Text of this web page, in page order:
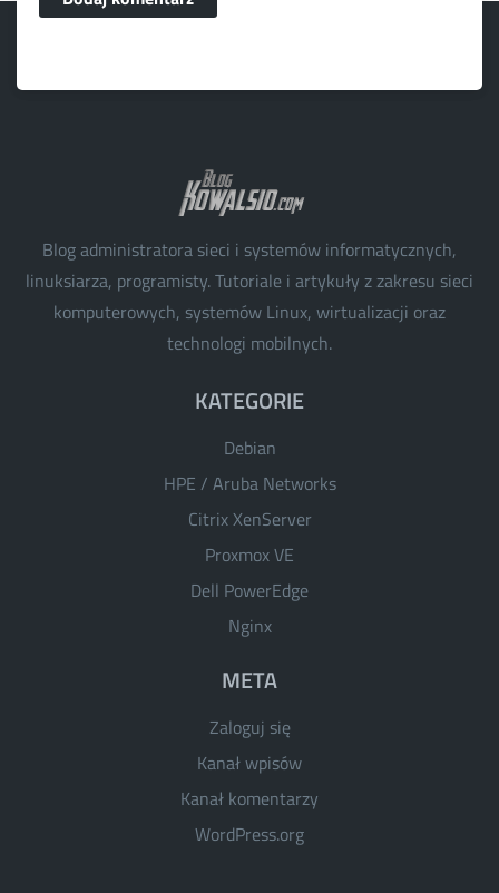
Blog administratora sieci i systemów informatycznych,
linuksiarza, programisty. Tutoriale i artykuły z zakresu sieci
komputerowych, systemów Linux, wirtualizacji oraz
technologi mobilnych.
KATEGORIE
Debian
HPE / Aruba Networks
Citrix XenServer
Proxmox VE
Dell PowerEdge
Nginx
META
Zaloguj się
Kanał wpisów
Kanał komentarzy
WordPress.org